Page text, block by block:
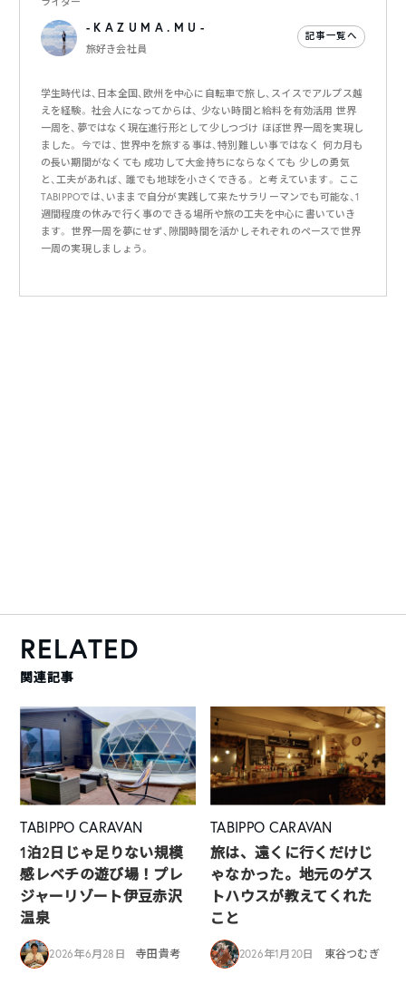
- K A Z U M A . M U -
旅好き会社員
記事一覧へ
学生時代は、日本全国、欧州を中心に自転車で旅し、スイスでアルプス越
えを経験。 社会人になってからは、 少ない時間と給料を有効活用 世界
一周を、夢ではなく現在進行形として少しつづけ ほぼ世界一周を実現し
ました。 今では、 世界中を旅する事は、特別難しい事ではなく 何カ月も
の長い期間がなくても 成功して大金持ちにならなくても 少しの勇気
と、工夫があれば、 誰でも地球を小さくできる。 と考えています。 ここ
TABIPPOでは、いままで自分が実践して来たサラリーマンでも可能な、1
週間程度の休みで行く事のできる場所や旅の工夫を中心に書いていき
ます。 世界一周を夢にせず、隙間時間を活かしそれぞれのペースで世界
一周の実現しましょう。
RELATED
関連記事
TABIPPO CARAVAN
1泊2日じゃ足りない規模
感レベチの遊び場！プレ
ジャーリゾート伊豆赤沢
温泉
2026年6月28日 寺田貴考
TABIPPO CARAVAN
旅は、遠くに行くだけじ
ゃなかった。地元のゲス
トハウスが教えてくれた
こと
2026年1月20日 東谷つむぎ